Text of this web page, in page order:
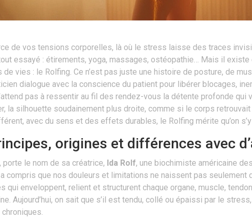
de vos tensions corporelles, là où le stress laisse des traces
essayé : étirements, yoga, massages, ostéopathie… Mais il existe
vies : le Rolfing. Ce n’est pas juste une histoire de posture, de
dialogue avec la conscience du patient pour libérer blocages,
pas à ressentir au fil des rendez-vous la détente profonde qui
la silhouette soudainement plus droite, comme si le corps
avec du sens et des effets durables, le Rolfing mérite qu’on
origines et différences avec
le nom de sa créatrice, Ida Rolf, une biochimiste américaine
compris que nos douleurs et limitations ne naissent pas
enveloppent, relient et structurent chaque organe, muscle,
Aujourd’hui, on sait que s’il est tendu, collé ou épaissi par le